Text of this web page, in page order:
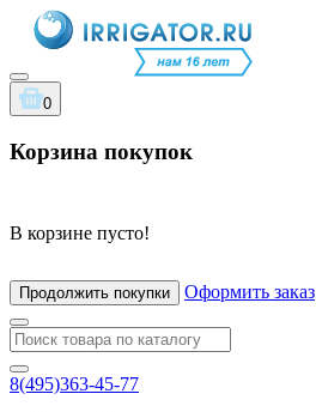
0
Корзина покупок
В корзине пусто!
Продолжить покупки Оформить заказ
8(495)363-45-77